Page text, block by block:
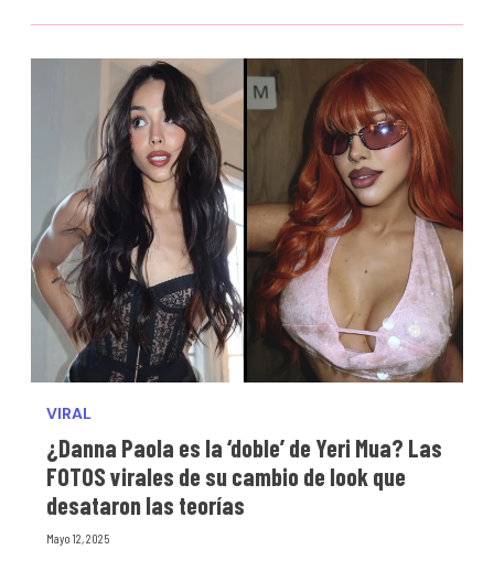
VIRAL
¿Danna Paola es la ‘doble’ de Yeri Mua? Las
FOTOS virales de su cambio de look que
desataron las teorías
Mayo 12, 2025